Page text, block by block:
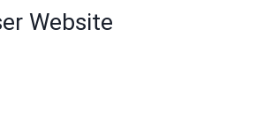
Website